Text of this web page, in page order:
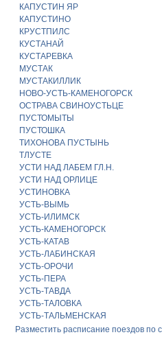
КАПУСТИН ЯР
КАПУСТИНО
КРУСТПИЛС
КУСТАНАЙ
КУСТАРЕВКА
МУСТАК
МУСТАКИЛЛИК
НОВО-УСТЬ-КАМЕНОГОРСК
ОСТРАВА СВИНОУСТЬЦЕ
ПУСТОМЫТЫ
ПУСТОШКА
ТИХОНОВА ПУСТЫНЬ
ТЛУСТЕ
УСТИ НАД ЛАБЕМ ГЛ.Н.
УСТИ НАД ОРЛИЦЕ
УСТИНОВКА
УСТЬ-ВЫМЬ
УСТЬ-ИЛИМСК
УСТЬ-КАМЕНОГОРСК
УСТЬ-КАТАВ
УСТЬ-ЛАБИНСКАЯ
УСТЬ-ОРОЧИ
УСТЬ-ПЕРА
УСТЬ-ТАВДА
УСТЬ-ТАЛОВКА
УСТЬ-ТАЛЬМЕНСКАЯ
Разместить расписание поездов